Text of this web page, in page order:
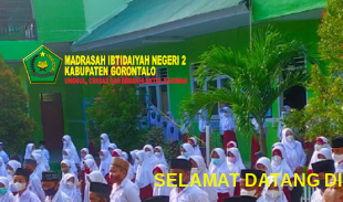
SELAMAT DATANG DI